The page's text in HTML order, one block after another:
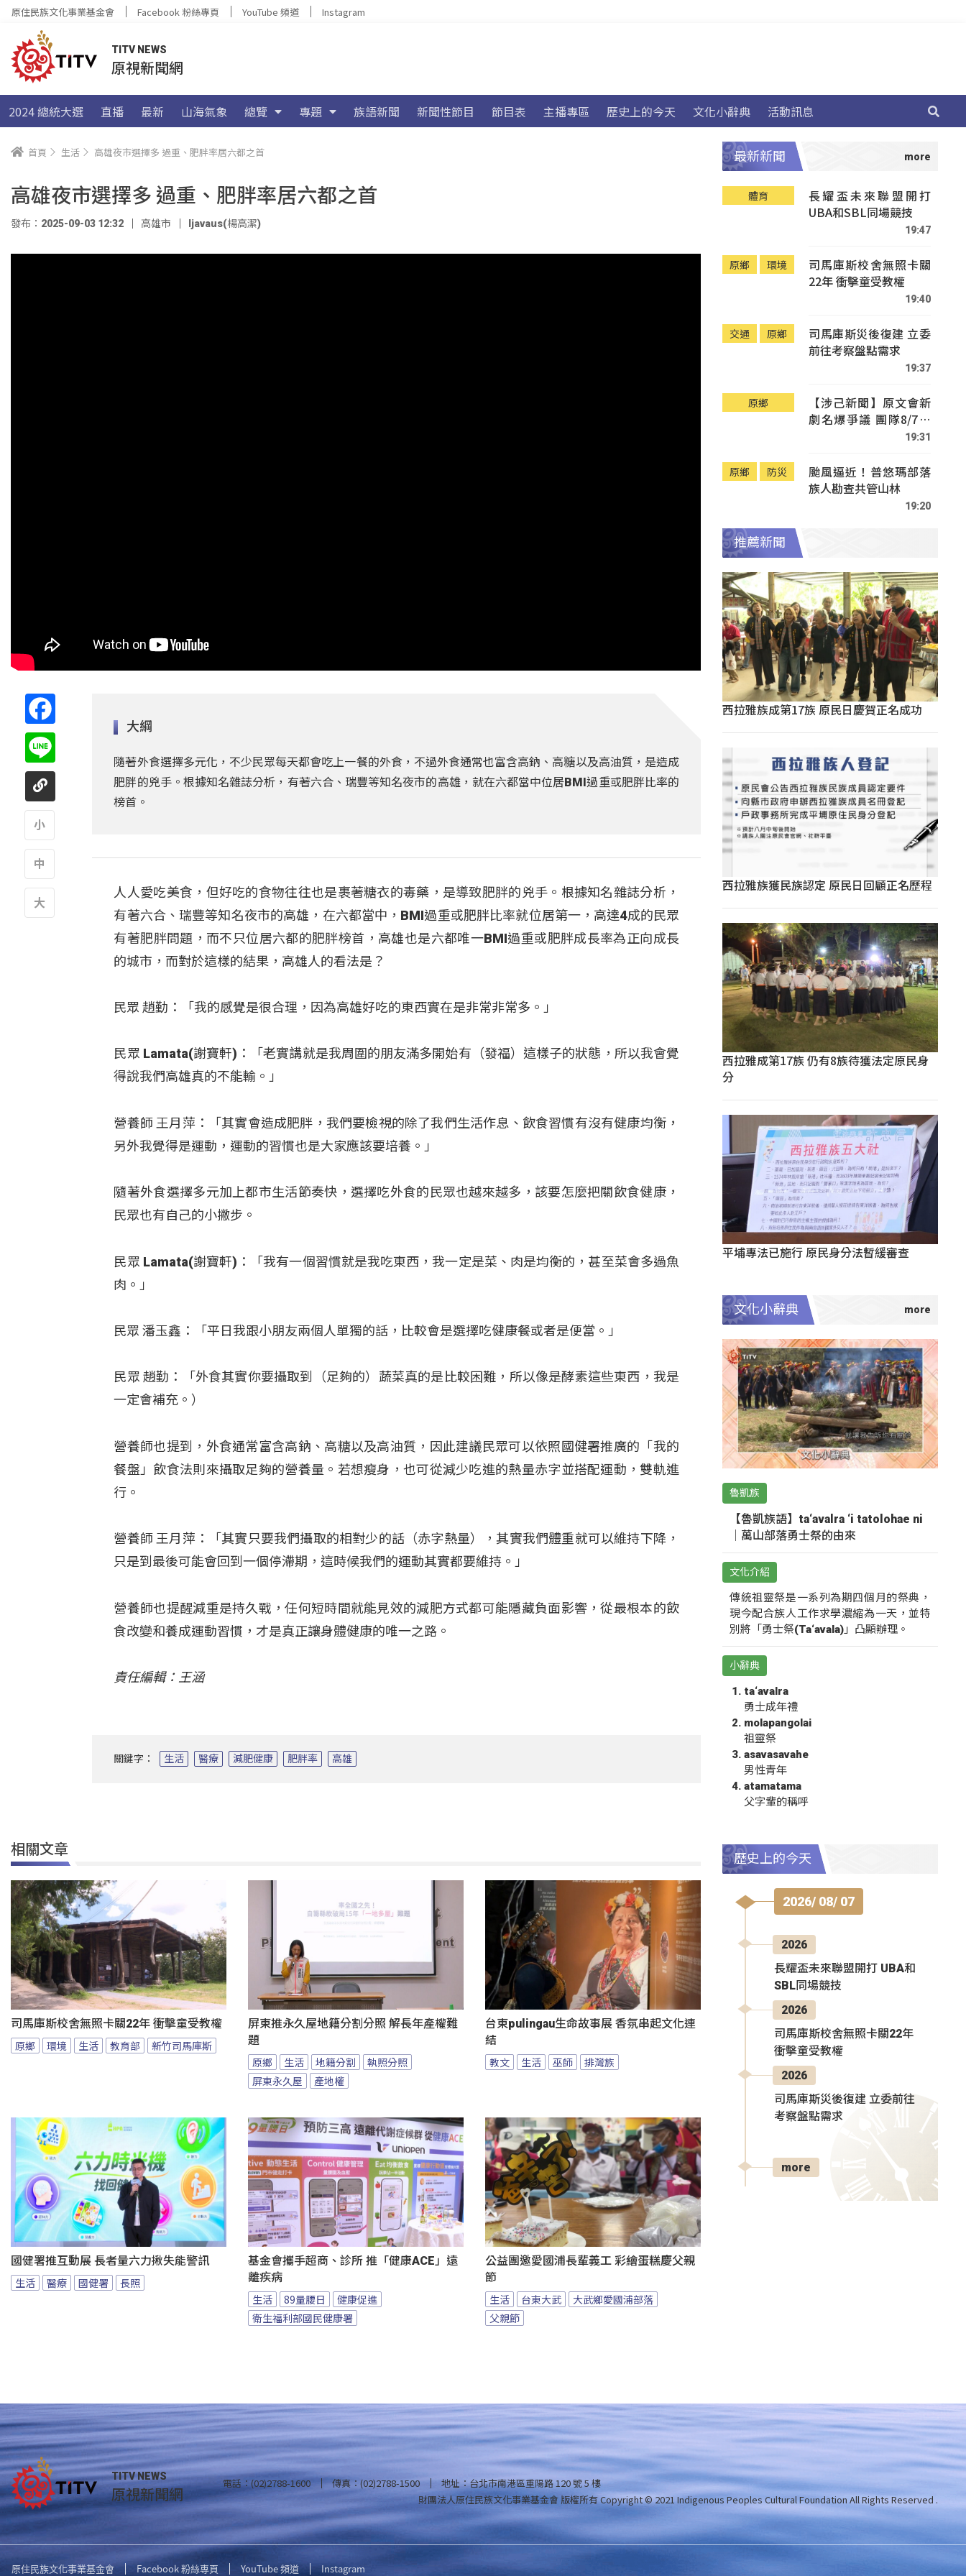
原住民族文化事業基金會 Facebook 粉絲專頁 YouTube 頻道 Instagram
TITV NEWS
原視新聞網
2024 總統大選 直播 最新 山海氣象 總覽 專題 族語新聞 新聞性節目 節目表 主播專區 歷史上的今天 文化小辭典 活動訊息
首頁 生活 高雄夜市選擇多 過重、肥胖率居六都之首
高雄夜市選擇多 過重、肥胖率居六都之首
發布：2025-09-03 12:32 高雄市 ljavaus(楊高潔)
大綱
隨著外食選擇多元化，不少民眾每天都會吃上一餐的外食，不過外食通常也富含高鈉、高糖以及高油質，是造成
肥胖的兇手。根據知名雜誌分析，有著六合、瑞豐等知名夜市的高雄，就在六都當中位居BMI過重或肥胖比率的
榜首。
人人愛吃美食，但好吃的食物往往也是裹著糖衣的毒藥，是導致肥胖的兇手。根據知名雜誌分析，
有著六合、瑞豐等知名夜市的高雄，在六都當中，BMI過重或肥胖比率就位居第一，高達4成的民眾
有著肥胖問題，而不只位居六都的肥胖榜首，高雄也是六都唯一BMI過重或肥胖成長率為正向成長
的城市，而對於這樣的結果，高雄人的看法是？
民眾 趙勤：「我的感覺是很合理，因為高雄好吃的東西實在是非常非常多。」
民眾 Lamata(謝寶軒)：「老實講就是我周圍的朋友滿多開始有（發福）這樣子的狀態，所以我會覺
得說我們高雄真的不能輸。」
營養師 王月萍：「其實會造成肥胖，我們要檢視的除了我們生活作息、飲食習慣有沒有健康均衡，
另外我覺得是運動，運動的習慣也是大家應該要培養。」
隨著外食選擇多元加上都市生活節奏快，選擇吃外食的民眾也越來越多，該要怎麼把關飲食健康，
民眾也有自己的小撇步。
民眾 Lamata(謝寶軒)：「我有一個習慣就是我吃東西，我一定是菜、肉是均衡的，甚至菜會多過魚
肉。」
民眾 潘玉鑫：「平日我跟小朋友兩個人單獨的話，比較會是選擇吃健康餐或者是便當。」
民眾 趙勤：「外食其實你要攝取到（足夠的）蔬菜真的是比較困難，所以像是酵素這些東西，我是
一定會補充。）
營養師也提到，外食通常富含高鈉、高糖以及高油質，因此建議民眾可以依照國健署推廣的「我的
餐盤」飲食法則來攝取足夠的營養量。若想瘦身，也可從減少吃進的熱量赤字並搭配運動，雙軌進
行。
營養師 王月萍：「其實只要我們攝取的相對少的話（赤字熱量），其實我們體重就可以維持下降，
只是到最後可能會回到一個停滯期，這時候我們的運動其實都要維持。」
營養師也提醒減重是持久戰，任何短時間就能見效的減肥方式都可能隱藏負面影響，從最根本的飲
食改變和養成運動習慣，才是真正讓身體健康的唯一之路。
責任編輯：王涵
關鍵字： 生活 醫療 減肥健康 肥胖率 高雄
相關文章
司馬庫斯校舍無照卡關22年 衝擊童受教權
原鄉 環境 生活 教育部 新竹司馬庫斯
屏東推永久屋地籍分割分照 解長年產權難
題
原鄉 生活 地籍分割
執照分照
屏東永久屋
產地權
台東pulingau生命故事展 香氛串起文化連
結
教文 生活 巫師 排灣族
國健署推互動展 長者量六力揪失能警訊
生活 醫療 國健署 長照
基金會攜手超商、診所 推「健康ACE」遠
離疾病
生活 89量腰日
健康促進
衛生福利部國民健康署
公益團邀愛國浦長輩義工 彩繪蛋糕慶父親
節
生活 台東大武
大武鄉愛國浦部落
父親節
最新新聞
體育
長耀盃未來聯盟開打
UBA和SBL同場競技
19:47
原鄉 環境
司馬庫斯校舍無照卡關
22年 衝擊童受教權
19:40
交通 原鄉
司馬庫斯災後復建 立委
前往考察盤點需求
19:37
原鄉
【涉己新聞】原文會新
劇名爆爭議 團隊8/7赴
19:31
原鄉 防災
颱風逼近！普悠瑪部落
族人勘查共管山林
19:20
推薦新聞
西拉雅族成第17族 原民日慶賀正名成功
西拉雅族獲民族認定 原民日回顧正名歷程
西拉雅成第17族 仍有8族待獲法定原民身
分
平埔專法已施行 原民身分法暫緩審查
文化小辭典
魯凱族
【魯凱族語】ta‘avalra ‘i tatolohae ni
｜萬山部落勇士祭的由來
文化介紹
傳統祖靈祭是一系列為期四個月的祭典，
現今配合族人工作求學濃縮為一天，並特
別將「勇士祭(Ta‘avala)」凸顯辦理。
小辭典
ta‘avalra
勇士成年禮
molapangolai
祖靈祭
asavasavahe
男性青年
atamatama
父字輩的稱呼
歷史上的今天
2026/ 08/ 07
2026
長耀盃未來聯盟開打 UBA和
SBL同場競技
2026
司馬庫斯校舍無照卡關22年
衝擊童受教權
2026
司馬庫斯災後復建 立委前往
考察盤點需求
more
TITV NEWS
原視新聞網 電話：(02)2788-1600 傳真：(02)2788-1500
地址：台北市南港區重陽路 120 號 5 樓
財團法人原住民族文化事業基金會 版權所有Copyright © 2021 Indigenous Peoples Cultural Foundation All Rights Reserved .
原住民族文化事業基金會 Facebook 粉絲專頁 YouTube 頻道 Instagram